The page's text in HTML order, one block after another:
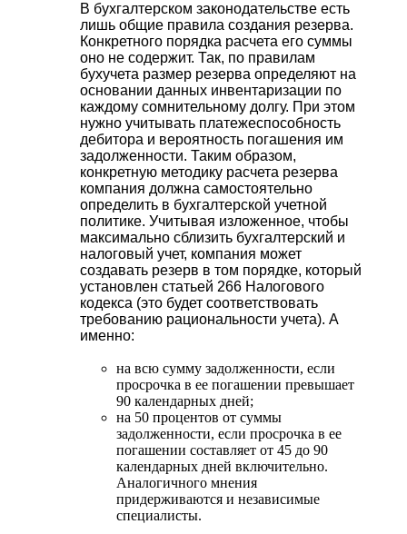
В бухгалтерском законодательстве есть
лишь общие правила создания резерва.
Конкретного порядка расчета его суммы
оно не содержит. Так, по правилам
бухучета размер резерва определяют на
основании данных инвентаризации по
каждому сомнительному долгу. При этом
нужно учитывать платежеспособность
дебитора и вероятность погашения им
задолженности. Таким образом,
конкретную методику расчета резерва
компания должна самостоятельно
определить в бухгалтерской учетной
политике. Учитывая изложенное, чтобы
максимально сблизить бухгалтерский и
налоговый учет, компания может
создавать резерв в том порядке, который
установлен статьей 266 Налогового
кодекса (это будет соответствовать
требованию рациональности учета). А
именно:
на всю сумму задолженности, если
просрочка в ее погашении превышает
90 календарных дней;
на 50 процентов от суммы
задолженности, если просрочка в ее
погашении составляет от 45 до 90
календарных дней включительно.
Аналогичного мнения
придерживаются и независимые
специалисты.